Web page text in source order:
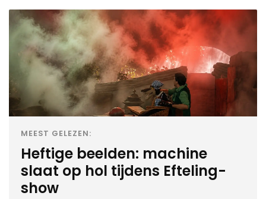
MEEST GELEZEN:
Heftige beelden: machine
slaat op hol tijdens Efteling-
show